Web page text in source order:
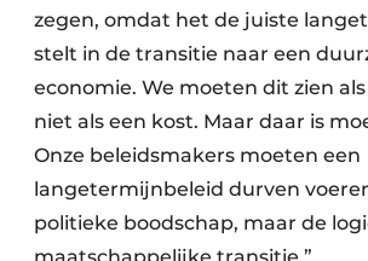
zegen, omdat het de juiste
stelt in de transitie naar een
economie. We moeten dit zien
niet als een kost. Maar daar is
Onze beleidsmakers moeten een
langetermijnbeleid durven
politieke boodschap, maar de